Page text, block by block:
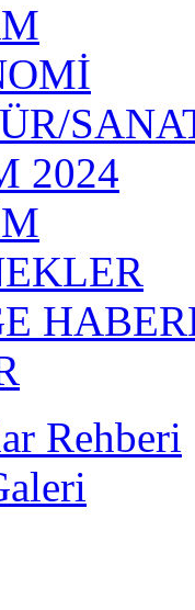
2024
Rehberi